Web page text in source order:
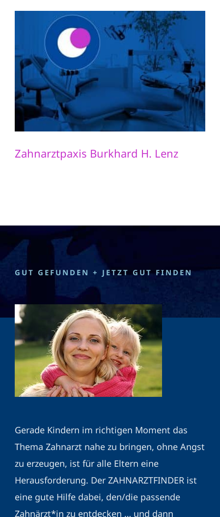
Zahnarztpaxis Burkhard H. Lenz
GUT GEFUNDEN + JETZT GUT FINDEN
Gerade Kindern im richtigen Moment das
Thema Zahnarzt nahe zu bringen, ohne Angst
zu erzeugen, ist für alle Eltern eine
Herausforderung. Der ZAHNARZTFINDER ist
eine gute Hilfe dabei, den/die passende
Zahnärzt*in zu entdecken … und dann